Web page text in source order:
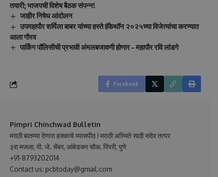
तयारी; भाजपची विशेष बैठक संपन्न!
जाहीर निषेध आंदोलन
उपमहापौर शर्मिला बाबर यांच्या हस्ते हॅकेथॉन २०२५च्या विजेत्यांचा करण्यात
आला गौरव
पार्किंग पॉलिसीची प्रभावी अंमलबजावणी होणार – महापौर रवि लांडगे
Facebook
Pimpri Chinchwad Bulletin
मराठी बातम्या देणारा हक्काचे व्यासपीठ ! मराठी अस्मिते साठी सदेव तत्पर
३रा मजला, पी. जे. चेंबर, आंबेडकर चौक, पिंपरी, पुणे
+91-8793202014
Contact us: pcbtoday@gmail.com